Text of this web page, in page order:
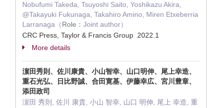
Nobufumi Takeda, Tsuyoshi Saito, Yoshikazu Akira,
@Takayuki Fukunaga, Takahiro Amino, Miren Etxeberria
Larranaga（Role： Joint author）
CRC Press, Taylor & Francis Group 2022.1
More details
濵田秀則、佐川康貴、小山智幸、山口明伸、尾上幸造、
重石光弘、日比野誠、合田寛基、伊藤幸広、宮川豊章、
添田政司
濵田 秀則, 佐川 康貴, 小山 智幸, 山口 明伸, 尾上 幸造, 重